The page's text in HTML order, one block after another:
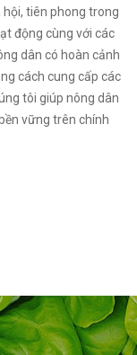
hội, tiên phong trong
động cùng với các
dân có hoàn cảnh
cách cung cấp các
tôi giúp nông dân
vững trên chính